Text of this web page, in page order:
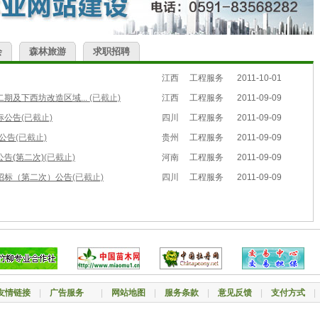
森林旅游 求职招聘
江西 工程服务
2011-10-01
期及下西坊改造区域... (已截止) 江西 工程服务
2011-09-09
公告(已截止) 四川 工程服务
2011-09-09
告(已截止) 贵州 工程服务
2011-09-09
告(第二次)(已截止) 河南 工程服务
2011-09-09
标（第二次）公告(已截止) 四川 工程服务 2011-09-09
情链接| 广告服务 网站地图 服务条款| 意见反馈| 支付方式|